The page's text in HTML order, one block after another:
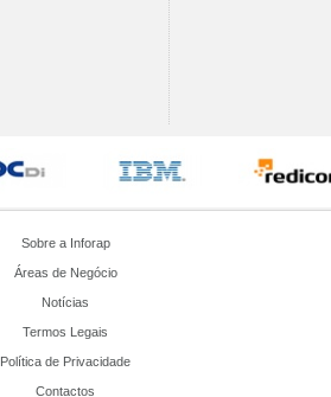
Sobre a Inforap
Áreas de Negócio
Notícias
Termos Legais
Política de Privacidade
Contactos